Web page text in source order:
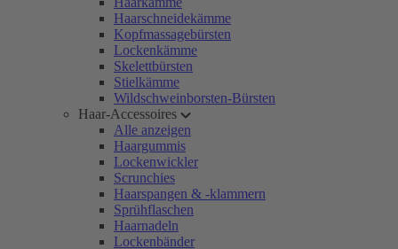
Haarschneidekämme
Kopfmassagebürsten
Lockenkämme
Skelettbürsten
Stielkämme
Wildschweinborsten-Bürsten
Haar-Accessoires
Alle anzeigen
Haargummis
Lockenwickler
Scrunchies
Haarspangen & -klammern
Sprühflaschen
Haarnadeln
Lockenbänder